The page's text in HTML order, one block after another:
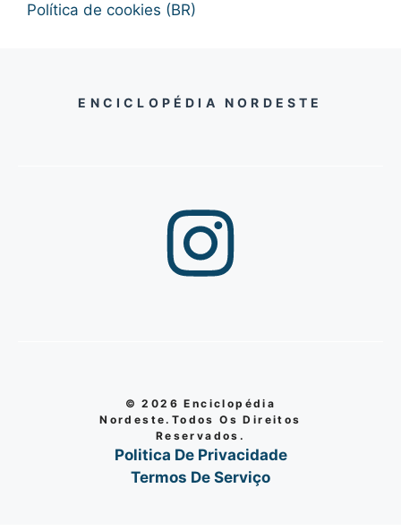
Política de cookies (BR)
ENCICLOPÉDIA NORDESTE
© 2026 Enciclopédia
Nordeste.Todos Os Direitos
Reservados.
Politica De Privacidade
Termos De Serviço